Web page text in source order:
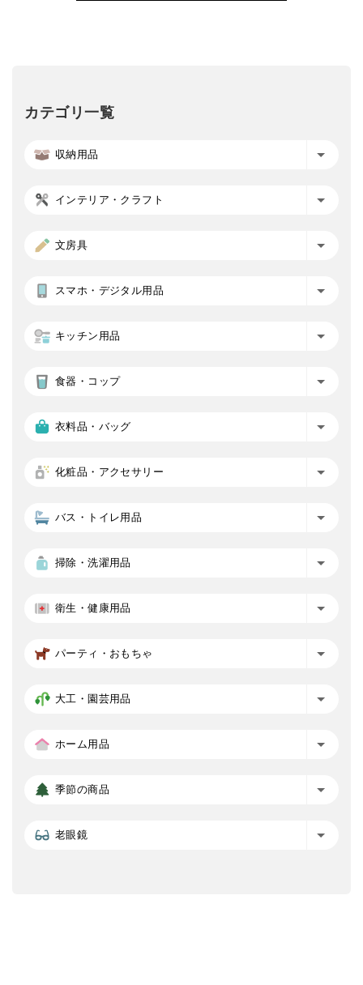
カテゴリ一覧
収納用品
インテリア・クラフト
文房具
スマホ・デジタル用品
キッチン用品
食器・コップ
衣料品・バッグ
化粧品・アクセサリー
バス・トイレ用品
掃除・洗濯用品
衛生・健康用品
パーティ・おもちゃ
大工・園芸用品
ホーム用品
季節の商品
老眼鏡